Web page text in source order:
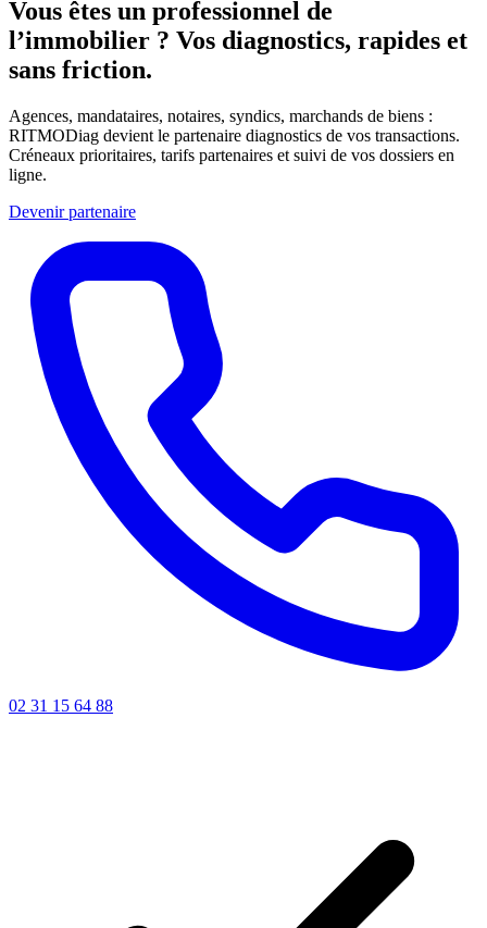
Vous êtes un professionnel de
l’immobilier ? Vos diagnostics, rapides et
sans friction.
Agences, mandataires, notaires, syndics, marchands de biens :
RITMODiag devient le partenaire diagnostics de vos transactions.
Créneaux prioritaires, tarifs partenaires et suivi de vos dossiers en
ligne.
Devenir partenaire
02 31 15 64 88